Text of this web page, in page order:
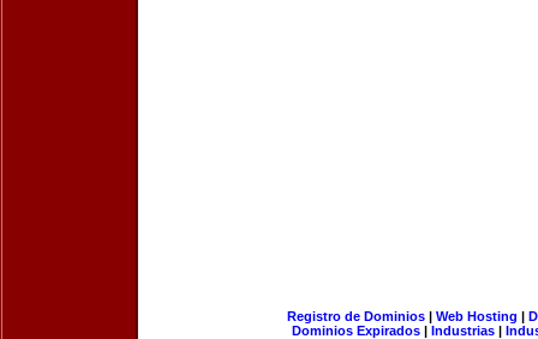
Registro de Dominios| Web Hosting |
Dominios Expirados | Industrias |